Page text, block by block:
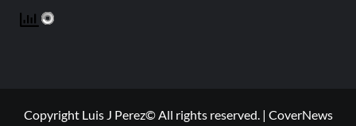
Copyright Luis J Perez© All rights reserved. | CoverNews